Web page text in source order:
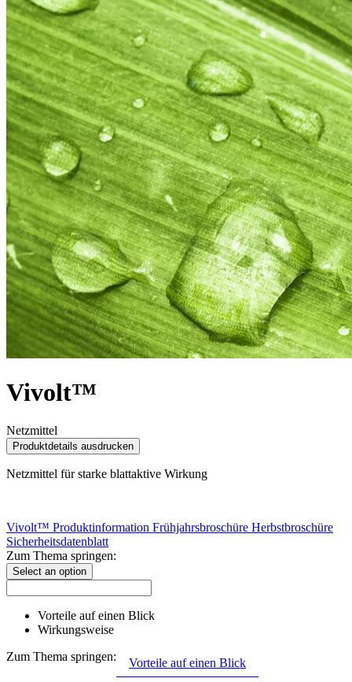
Vivolt™
Netzmittel
Produktdetails ausdrucken
Netzmittel für starke blattaktive Wirkung
Vivolt™ Produktinformation Frühjahrsbroschüre Herbstbroschüre
Sicherheitsdatenblatt
Zum Thema springen:
Select an option
Vorteile auf einen Blick
Wirkungsweise
Zum Thema springen:
Vorteile auf einen Blick